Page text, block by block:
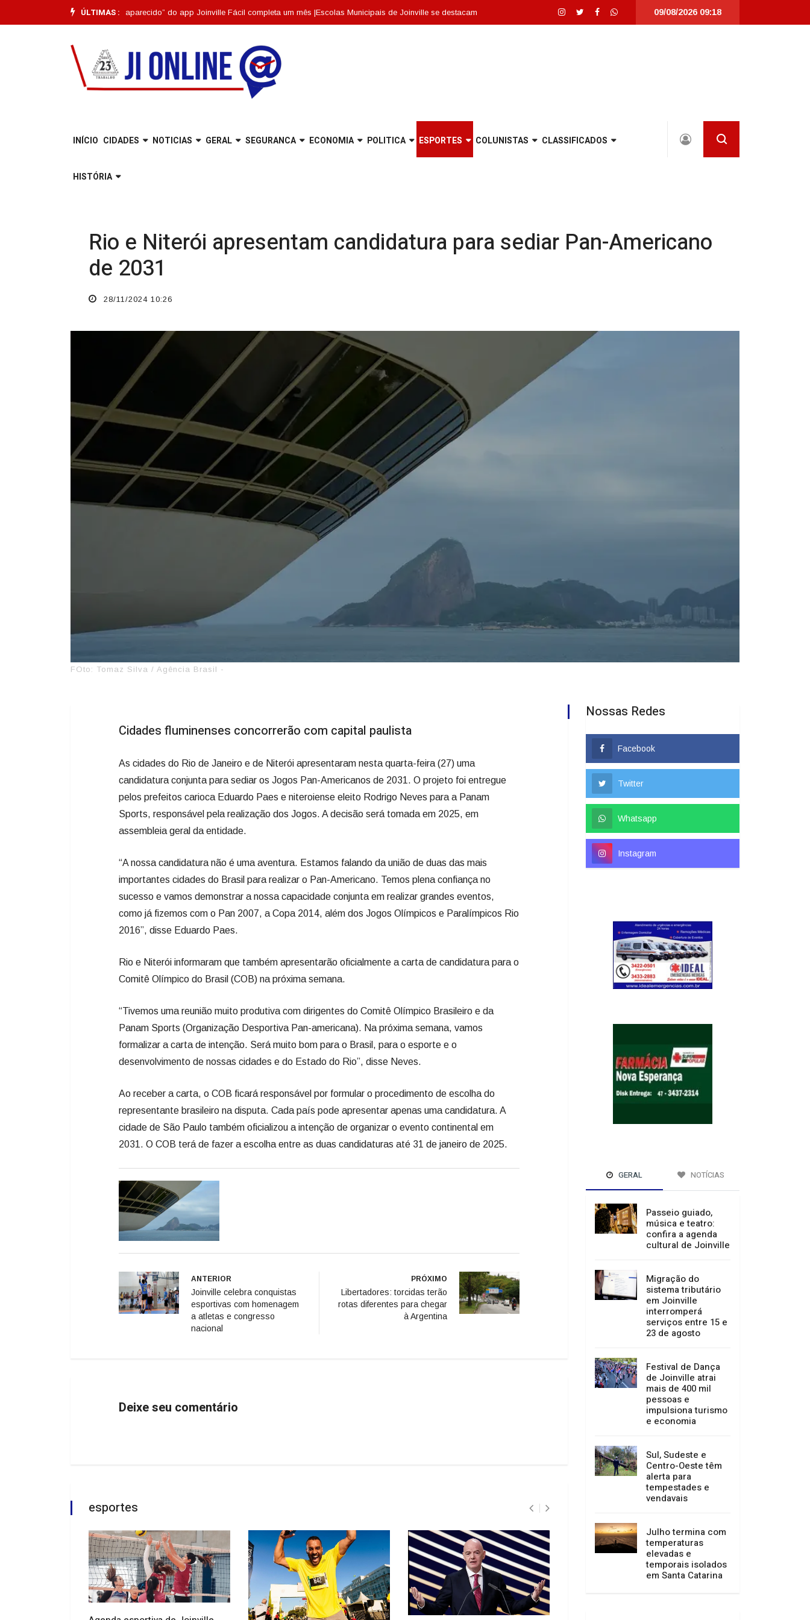
ÚLTIMAS :
Funcionalidade “Pet Desaparecido” do app Joinville Fácil completa um mês |Escolas Municipais de Joinville se destacam entre as dez melhores de Santa Catarina | Detrans instala novo semáforo na rua Santa Catarina,
09/08/2026 09:18
INÍCIO CIDADES NOTICIAS GERAL SEGURANCA ECONOMIA POLITICA ESPORTES COLUNISTAS CLASSIFICADOS
HISTÓRIA
Rio e Niterói apresentam candidatura para sediar Pan-Americano
de 2031
28/11/2024 10:26
FOto: Tomaz Silva / Agência Brasil -
Cidades fluminenses concorrerão com capital paulista
As cidades do Rio de Janeiro e de Niterói apresentaram nesta quarta-feira (27) uma
candidatura conjunta para sediar os Jogos Pan-Americanos de 2031. O projeto foi entregue
pelos prefeitos carioca Eduardo Paes e niteroiense eleito Rodrigo Neves para a Panam
Sports, responsável pela realização dos Jogos. A decisão será tomada em 2025, em
assembleia geral da entidade.
“A nossa candidatura não é uma aventura. Estamos falando da união de duas das mais
importantes cidades do Brasil para realizar o Pan-Americano. Temos plena confiança no
sucesso e vamos demonstrar a nossa capacidade conjunta em realizar grandes eventos,
como já fizemos com o Pan 2007, a Copa 2014, além dos Jogos Olímpicos e Paralímpicos Rio
2016”, disse Eduardo Paes.
Rio e Niterói informaram que também apresentarão oficialmente a carta de candidatura para o
Comitê Olímpico do Brasil (COB) na próxima semana.
“Tivemos uma reunião muito produtiva com dirigentes do Comitê Olímpico Brasileiro e da
Panam Sports (Organização Desportiva Pan-americana). Na próxima semana, vamos
formalizar a carta de intenção. Será muito bom para o Brasil, para o esporte e o
desenvolvimento de nossas cidades e do Estado do Rio”, disse Neves.
Ao receber a carta, o COB ficará responsável por formular o procedimento de escolha do
representante brasileiro na disputa. Cada país pode apresentar apenas uma candidatura. A
cidade de São Paulo também oficializou a intenção de organizar o evento continental em
2031. O COB terá de fazer a escolha entre as duas candidaturas até 31 de janeiro de 2025.
ANTERIOR
Joinville celebra conquistas
esportivas com homenagem
a atletas e congresso
nacional
PRÓXIMO
Libertadores: torcidas terão
rotas diferentes para chegar
à Argentina
Deixe seu comentário
esportes
Nossas Redes
Facebook
Twitter
Whatsapp
Instagram
GERAL NOTÍCIAS
Passeio guiado,
música e teatro:
confira a agenda
cultural de Joinville
Migração do
sistema tributário
em Joinville
interromperá
serviços entre 15 e
23 de agosto
Festival de Dança
de Joinville atrai
mais de 400 mil
pessoas e
impulsiona turismo
e economia
Sul, Sudeste e
Centro-Oeste têm
alerta para
tempestades e
vendavais
Julho termina com
temperaturas
elevadas e
temporais isolados
em Santa Catarina